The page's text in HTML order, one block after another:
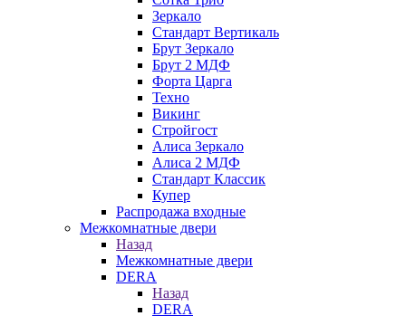
Зеркало
Стандарт Вертикаль
Брут Зеркало
Брут 2 МДФ
Форта Царга
Техно
Викинг
Стройгост
Алиса Зеркало
Алиса 2 МДФ
Стандарт Классик
Купер
Распродажа входные
Межкомнатные двери
Назад
Межкомнатные двери
DERA
Назад
DERA